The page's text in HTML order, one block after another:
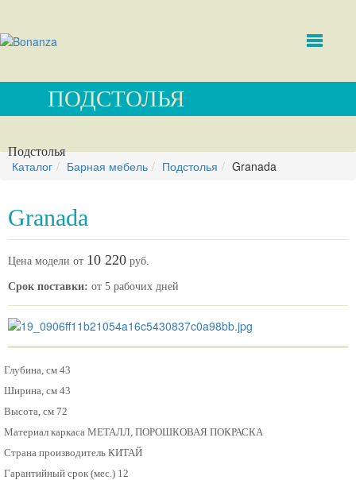
ПОДСТОЛЬЯ
Подстолья
Каталог Барная мебель Подстолья Granada
Granada
Цена модели от 10 220 руб.
Срок поставки: от 5 рабочих дней
Глубина, см 43
Ширина, см 43
Высота, см 72
Материал каркаса МЕТАЛЛ, ПОРОШКОВАЯ ПОКРАСКА
Страна производитель КИТАЙ
Гарантийный срок (мес.) 12